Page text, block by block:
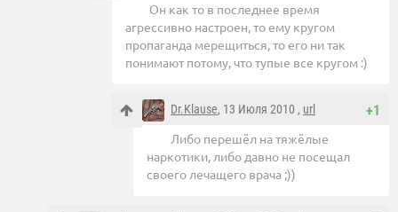
Он как то в последнее время
агрессивно настроен, то ему кругом
пропаганда мерещиться, то его ни так
понимают потому, что тупые все кругом :)
+1
Dr.Klause, 13 Июля 2010 , url
Либо перешёл на тяжёлые
наркотики, либо давно не посещал
своего лечащего врача ;))